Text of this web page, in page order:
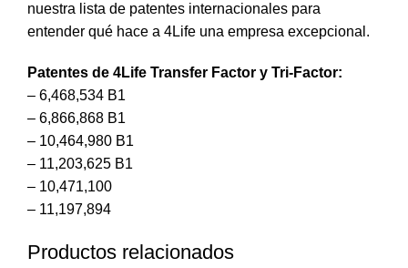
nuestra lista de patentes internacionales para
entender qué hace a 4Life una empresa excepcional.
Patentes de 4Life Transfer Factor y Tri-Factor:
– 6,468,534 B1
– 6,866,868 B1
– 10,464,980 B1
– 11,203,625 B1
– 10,471,100
– 11,197,894
Productos relacionados